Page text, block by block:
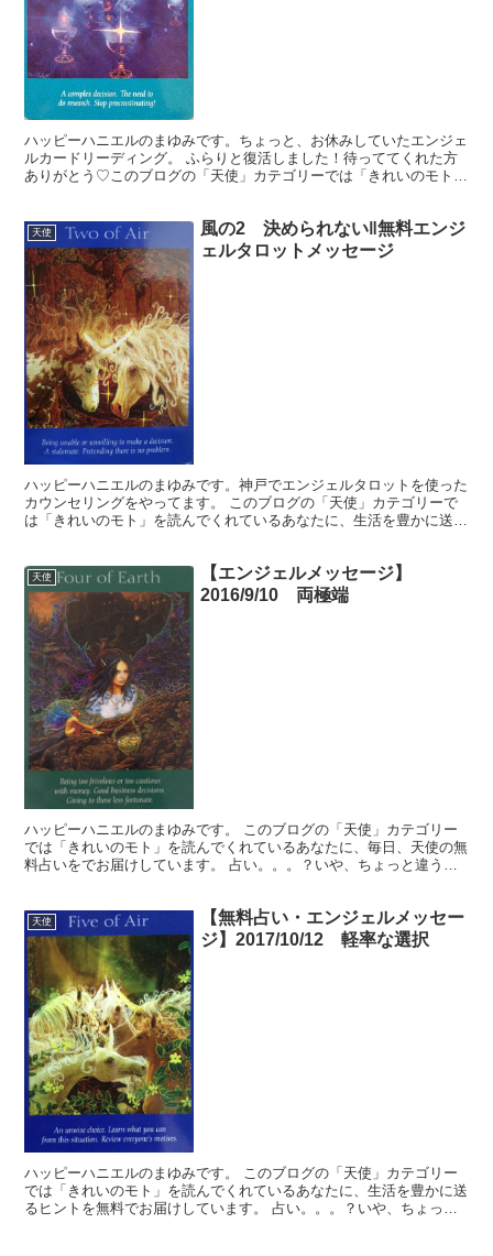
ハッピーハニエルのまゆみです。ちょっと、お休みしていたエンジェ
ルカードリーディング。 ふらりと復活しました！待っててくれた方
ありがとう♡このブログの「天使」カテゴリーでは「きれいのモト」
天使
風の2 決められない‖無料エンジ
ェルタロットメッセージ
ハッピーハニエルのまゆみです。神戸でエンジェルタロットを使った
カウンセリングをやってます。 このブログの「天使」カテゴリーで
は「きれいのモト」を読んでくれているあなたに、生活を豊かに送る
天使
【エンジェルメッセージ】
2016/9/10 両極端
ハッピーハニエルのまゆみです。 このブログの「天使」カテゴリー
では「きれいのモト」を読んでくれているあなたに、毎日、天使の無
料占いをでお届けしています。 占い。。。？いや、ちょっと違うか
天使
【無料占い・エンジェルメッセー
ジ】2017/10/12 軽率な選択
ハッピーハニエルのまゆみです。 このブログの「天使」カテゴリー
では「きれいのモト」を読んでくれているあなたに、生活を豊かに送
るヒントを無料でお届けしています。 占い。。。？いや、ちょっと